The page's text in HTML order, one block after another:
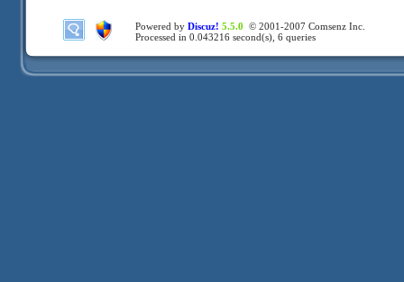
Powered by Discuz! 5.5.0 © 2001-2007 Comsenz Inc.
Processed in 0.043216 second(s), 6 queries